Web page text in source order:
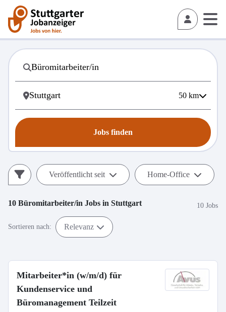
50 km
Jobs finden
Veröffentlicht seit Home-Office
10 Büromitarbeiter/in Jobs in Stuttgart 10 Jobs
Sortieren nach: Relevanz
Mitarbeiter*in (w/m/d) für
Kundenservice und
Büromanagement Teilzeit